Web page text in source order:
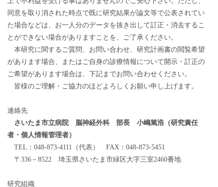
同意を取り消された時点で既に研究結果が論文等で公表されてい
た場合などは、お一人分のデータを抜き出して訂正・消去するこ
とができない場合がありますことを、ご了承ください。
本研究に関するご質問、お問い合わせ、研究計画書の閲覧希望
があります場合、またはご自身の診療情報について開示・訂正の
ご希望があります場合は、下記までお問い合わせください。
皆様のご理解・ご協力のほどよろしくお願い申し上げます。
連絡先
さいたま市立病院 脳神経外科 部長 小嶋篤浩（研究責任
者・個人情報管理者）
TEL：048-873-4111（代表） FAX：048-873-5451
〒336－8522 埼玉県さいたま市緑区大字三室2460番地
研究組織